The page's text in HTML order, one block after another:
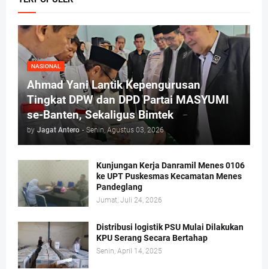
NASIONAL
Ahmad Yani Lantik Kepengurusan
Tingkat DPW dan DPD Partai MASYUMI
se-Banten, Sekaligus Bimtek
by Jagat Antero - Senin, Agustus 03, 2026
Kunjungan Kerja Danramil Menes 0106
ke UPT Puskesmas Kecamatan Menes
Pandeglang
Jumat, Juli 24, 2026
Distribusi logistik PSU Mulai Dilakukan
KPU Serang Secara Bertahap
Senin, April 14, 2025